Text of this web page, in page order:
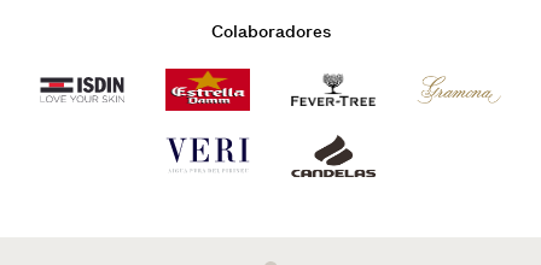
Colaboradores